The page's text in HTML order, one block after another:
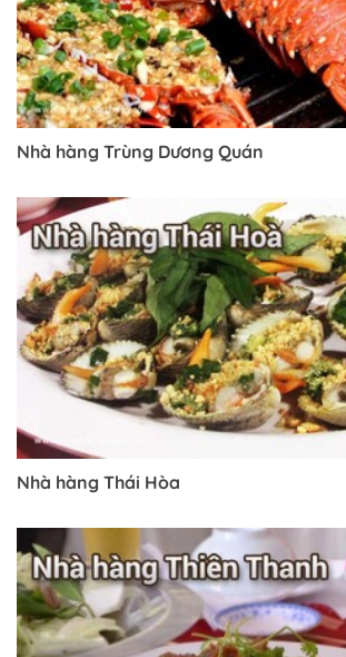
Nhà hàng Trùng Dương Quán
Nhà hàng Thái Hòa